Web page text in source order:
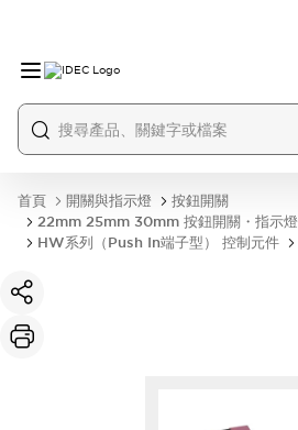
首頁 開關與指示燈
按鈕開關
22mm 25mm 30mm 按鈕開關・指示燈
HW系列（Push In端子型） 控制元件